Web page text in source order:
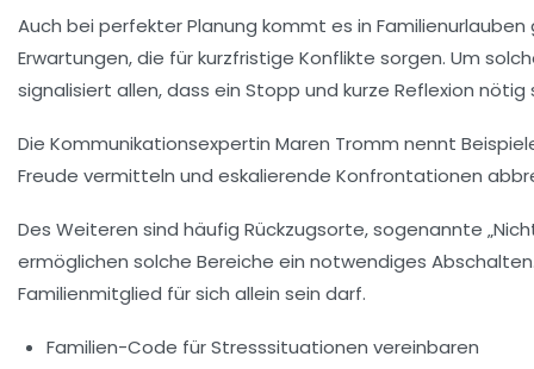
Auch bei perfekter Planung kommt es in
Erwartungen, die für kurzfristige Konflikte sorgen. Um
signalisiert allen, dass ein Stopp und kurze Reflexion nötig
Die Kommunikationsexpertin Maren Tromm nennt
Freude vermitteln und eskalierende Konfrontationen
Des Weiteren sind häufig Rückzugsorte, sogenannte
ermöglichen solche Bereiche ein notwendiges
Familienmitglied für sich allein sein darf.
Familien-Code für Stresssituationen vereinbaren